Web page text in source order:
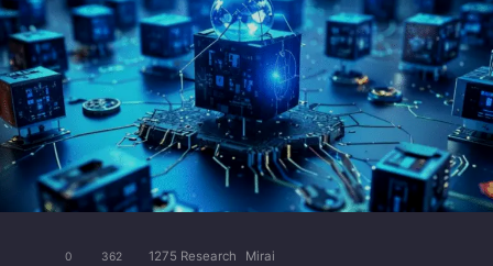
0 362 1275 Research Mirai